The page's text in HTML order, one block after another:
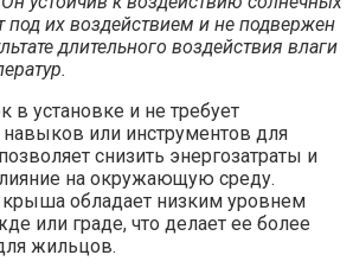
под их воздействием и не подвержен
длительного воздействия влаги
в установке и не требует
или инструментов для
снизить энергозатраты и
на окружающую среду.
обладает низким уровнем
или граде, что делает ее более
жильцов.